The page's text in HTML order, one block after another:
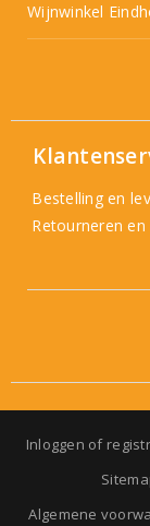
Wijnwinkel
Bestelling en
Retourneren en
Inloggen of
Algemene